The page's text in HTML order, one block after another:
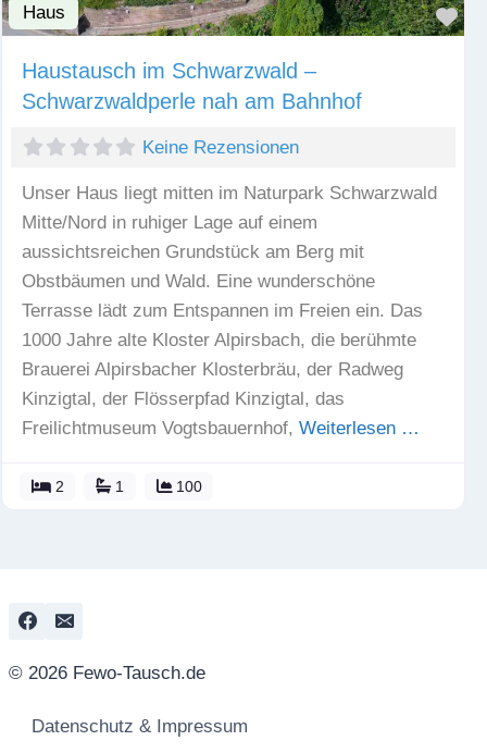
Haus
Haustausch im Schwarzwald –
Schwarzwaldperle nah am Bahnhof
Keine Rezensionen
Unser Haus liegt mitten im Naturpark Schwarzwald
Mitte/Nord in ruhiger Lage auf einem
aussichtsreichen Grundstück am Berg mit
Obstbäumen und Wald. Eine wunderschöne
Terrasse lädt zum Entspannen im Freien ein. Das
1000 Jahre alte Kloster Alpirsbach, die berühmte
Brauerei Alpirsbacher Klosterbräu, der Radweg
Kinzigtal, der Flösserpfad Kinzigtal, das
Freilichtmuseum Vogtsbauernhof, Weiterlesen …
2 1 100
© 2026 Fewo-Tausch.de
Datenschutz & Impressum